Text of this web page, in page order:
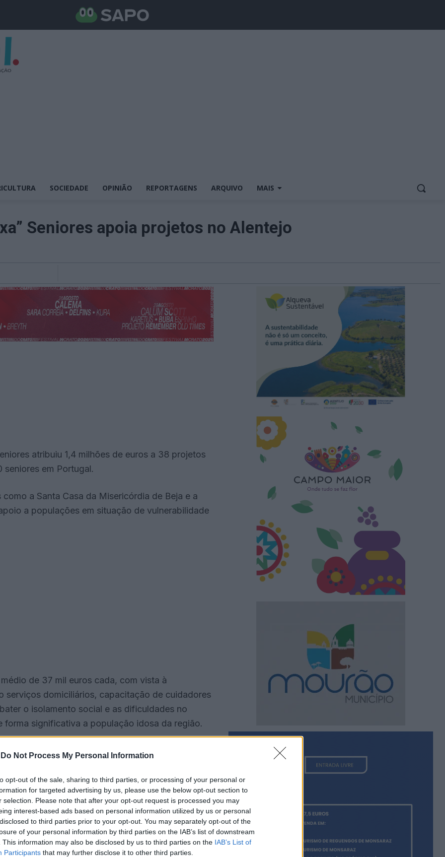
Do Not Process My Personal Information
opt-out of the sale, sharing to third parties, or processing of your personal or
for targeted advertising by us, please use the below opt-out section to
selection. Please note that after your opt-out request is processed you may
interest-based ads based on personal information utilized by us or personal
to third parties prior to your opt-out. You may separately opt-out of the
of your personal information by third parties on the IAB’s list of downstream
This information may also be disclosed by us to third parties on the IAB’s List of
Participants that may further disclose it to other third parties.
SOCIEDADE OPINIÃO REPORTAGENS ARQUIVO MAIS
Seniores apoia projetos no Alentejo
atribuiu 1,4 milhões de euros a 38 projetos
em Portugal.
a Santa Casa da Misericórdia de Beja e a
a populações em situação de vulnerabilidade
de 37 mil euros cada, com vista à
serviços domiciliários, capacitação de cuidadores
o isolamento social e as dificuldades no
significativa a população idosa da região.
com 65 ou mais anos em Portugal sofrem
enquanto seis enfrentam limitações nas
é uma resposta para garantir apoio
lhes viver com maior dignidade e bem-
já apoiou 364 projetos com um total de 10,3
Este ano, a cerimónia de entrega decorreu na